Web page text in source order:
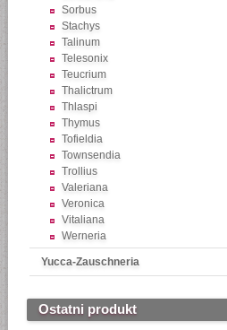
Sorbus
Stachys
Talinum
Telesonix
Teucrium
Thalictrum
Thlaspi
Thymus
Tofieldia
Townsendia
Trollius
Valeriana
Veronica
Vitaliana
Werneria
Yucca-Zauschneria
Ostatni produkt